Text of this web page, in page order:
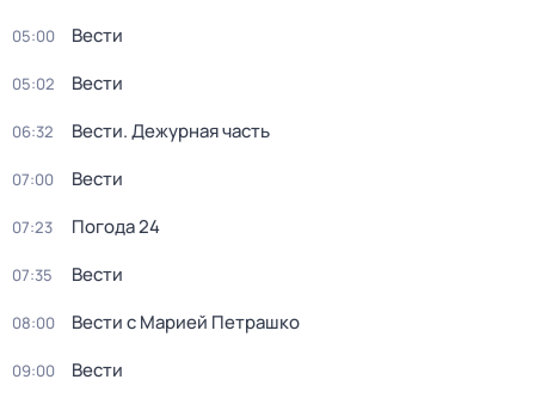
05:00 Вести
05:02 Вести
06:32 Вести. Дежурная часть
07:00 Вести
07:23 Погода 24
07:35 Вести
08:00 Вести с Марией Петрашко
09:00 Вести